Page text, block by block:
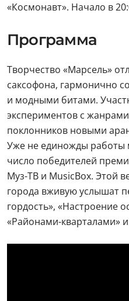
«Космонавт». Начало в
Программа
Творчество «Марсель»
саксофона, гармонично
и модными битами.
экспериментов с
поклонников новыми
Уже не единожды работы
число победителей
Муз-ТВ и MusicBox. Этой
города вживую услышат
гордость», «Настроение
«Районами-кварталами» и